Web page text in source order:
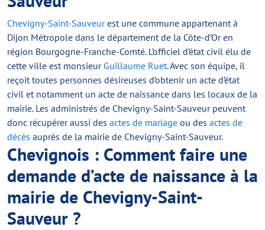
Chevigny-Saint-Sauveurest une commune appartenant à
Dijon Métropole dans le département de la Côte-d’Or en
région Bourgogne-Franche-Comté. L’officiel d’état civil élu de
cette ville est monsieur Guillaume Ruet. Avec son équipe, il
reçoit toutes personnes désireuses d’obtenir un acte d’état
civil et notamment un acte de naissance dans les locaux de la
mairie. Les administrés de Chevigny-Saint-Sauveur peuvent
donc récupérer aussi des actes de mariage ou des actes de
décès auprès de la mairie de Chevigny-Saint-Sauveur.
Chevignois : Comment faire une
demande d’acte de naissance à la
mairie de Chevigny-Saint-
Sauveur ?